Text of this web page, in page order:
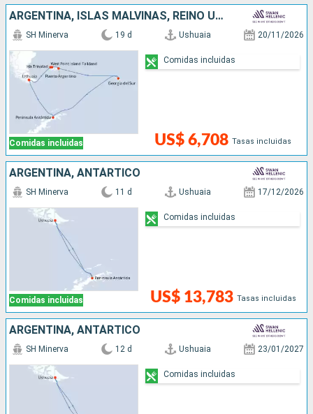
ARGENTINA, ISLAS MALVINAS, REINO UNIDO, ANTÁRTICO
Comidas incluidas
SH Minerva 19 d Ushuaia 20/11/2026
US$ 6,708 Tasas incluidas
Comidas incluidas
ARGENTINA, ANTÁRTICO
Comidas incluidas
SH Minerva 11 d Ushuaia 17/12/2026
US$ 13,783 Tasas incluidas
Comidas incluidas
ARGENTINA, ANTÁRTICO
SH Minerva 12 d Ushuaia 23/01/2027
Comidas incluidas